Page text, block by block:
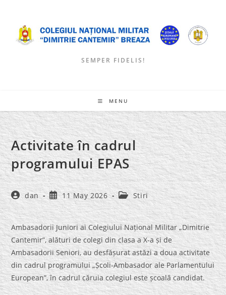
content
SEMPER FIDELIS!
MENU
Activitate în cadrul
programului EPAS
Post
author:
dan
Post
published:
11 May 2026
Post
category:
Stiri
Ambasadorii Juniori ai Colegiului Național Militar „Dimitrie
Cantemir”, alături de colegi din clasa a X-a și de
Ambasadorii Seniori, au desfășurat astăzi a doua activitate
din cadrul programului „Școli-Ambasador ale Parlamentului
European”, în cadrul căruia colegiul este școală candidat.